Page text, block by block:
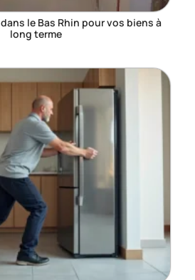
le Bas Rhin pour vos biens à
long terme